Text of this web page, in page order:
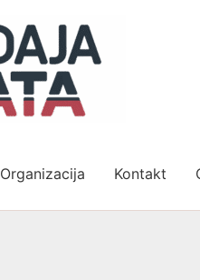
Organizacija Kontakt